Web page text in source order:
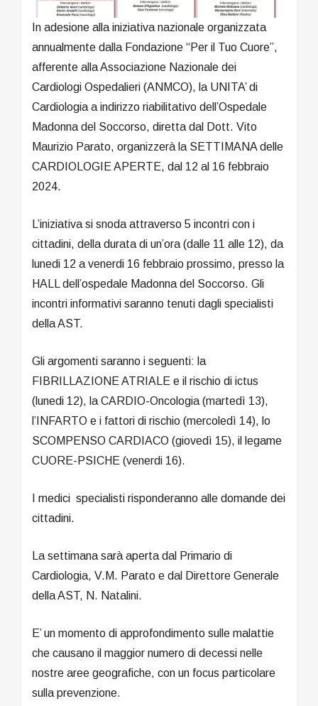
In adesione alla iniziativa nazionale organizzata
annualmente dalla Fondazione “Per il Tuo Cuore”,
afferente alla Associazione Nazionale dei
Cardiologi Ospedalieri (ANMCO), la UNITA’ di
Cardiologia a indirizzo riabilitativo dell’Ospedale
Madonna del Soccorso, diretta dal Dott. Vito
Maurizio Parato, organizzerà la SETTIMANA delle
CARDIOLOGIE APERTE, dal 12 al 16 febbraio
2024.
L’iniziativa si snoda attraverso 5 incontri con i
cittadini, della durata di un’ora (dalle 11 alle 12), da
lunedi 12 a venerdi 16 febbraio prossimo, presso la
HALL dell’ospedale Madonna del Soccorso. Gli
incontri informativi saranno tenuti dagli specialisti
della AST.
Gli argomenti saranno i seguenti: la
FIBRILLAZIONE ATRIALE e il rischio di ictus
(lunedi 12), la CARDIO-Oncologia (martedì 13),
l’INFARTO e i fattori di rischio (mercoledì 14), lo
SCOMPENSO CARDIACO (giovedì 15), il legame
CUORE-PSICHE (venerdi 16).
I medici specialisti risponderanno alle domande dei
cittadini.
La settimana sarà aperta dal Primario di
Cardiologia, V.M. Parato e dal Direttore Generale
della AST, N. Natalini.
E’ un momento di approfondimento sulle malattie
che causano il maggior numero di decessi nelle
nostre aree geografiche, con un focus particolare
sulla prevenzione.